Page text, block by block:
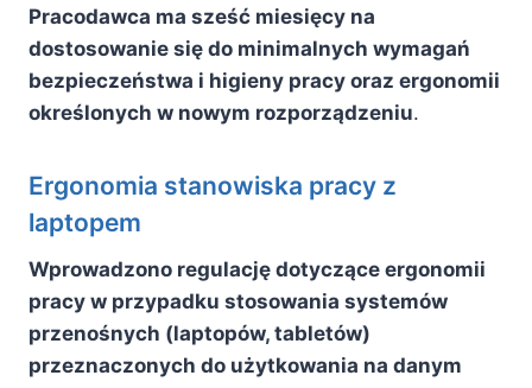
Pracodawca ma sześć miesięcy na
dostosowanie się do minimalnych wymagań
bezpieczeństwa i higieny pracy oraz ergonomii
określonych w nowym rozporządzeniu.
Ergonomia stanowiska pracy z
laptopem
Wprowadzono regulację dotyczące ergonomii
pracy w przypadku stosowania systemów
przenośnych (laptopów, tabletów)
przeznaczonych do użytkowania na danym